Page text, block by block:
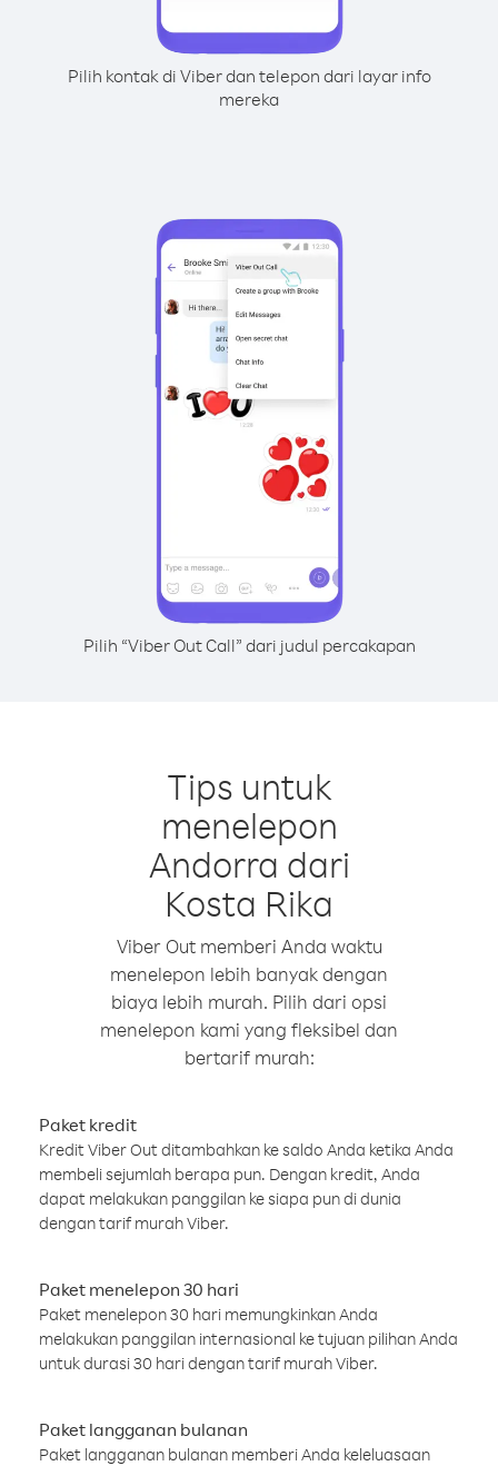
Pilih kontak di Viber dan telepon dari layar info
mereka
Pilih “Viber Out Call” dari judul percakapan
Tips untuk
menelepon
Andorra dari
Kosta Rika
Viber Out memberi Anda waktu
menelepon lebih banyak dengan
biaya lebih murah. Pilih dari opsi
menelepon kami yang fleksibel dan
bertarif murah:
Paket kredit
Kredit Viber Out ditambahkan ke saldo Anda ketika Anda
membeli sejumlah berapa pun. Dengan kredit, Anda
dapat melakukan panggilan ke siapa pun di dunia
dengan tarif murah Viber.
Paket menelepon 30 hari
Paket menelepon 30 hari memungkinkan Anda
melakukan panggilan internasional ke tujuan pilihan Anda
untuk durasi 30 hari dengan tarif murah Viber.
Paket langganan bulanan
Paket langganan bulanan memberi Anda keleluasaan